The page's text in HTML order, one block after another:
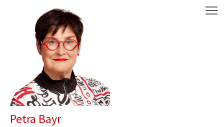
Aktuelle Seite: Förderung der thermischen Sanierung schafft
Petra Bayr